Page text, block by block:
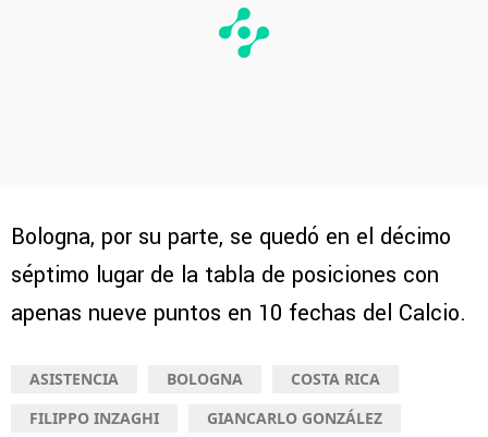
Bologna, por su parte, se quedó en el décimo
séptimo lugar de la tabla de posiciones con
apenas nueve puntos en 10 fechas del Calcio.
ASISTENCIA BOLOGNA
COSTA RICA
FILIPPO INZAGHI
GIANCARLO GONZÁLEZ